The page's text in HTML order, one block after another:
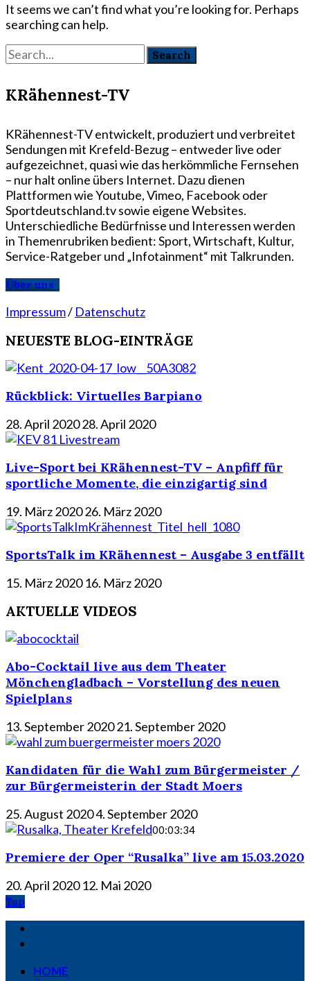
It seems we can’t find what you’re looking for. Perhaps
searching can help.
KRähennest-TV
KRähennest-TV entwickelt, produziert und verbreitet
Sendungen mit Krefeld-Bezug – entweder live oder
aufgezeichnet, quasi wie das herkömmliche Fernsehen
– nur halt online übers Internet. Dazu dienen
Plattformen wie Youtube, Vimeo, Facebook oder
Sportdeutschland.tv sowie eigene Websites.
Unterschiedliche Bedürfnisse und Interessen werden
in Themenrubriken bedient: Sport, Wirtschaft, Kultur,
Service-Ratgeber und „Infotainment“ mit Talkrunden.
Über uns
Impressum/ Datenschutz
NEUESTE BLOG-EINTRÄGE
Rückblick: Virtuelles Barpiano
28. April 202028. April 2020
Live-Sport bei KRähennest-TV – Anpfiff für
sportliche Momente, die einzigartig sind
19. März 202026. März 2020
SportsTalk im KRähennest – Ausgabe 3 entfällt
15. März 2020 16. März 2020
AKTUELLE VIDEOS
Abo-Cocktail live aus dem Theater
Mönchengladbach – Vorstellung des neuen
Spielplans
13. September 202021. September 2020
Kandidaten für die Wahl zum Bürgermeister /
zur Bürgermeisterin der Stadt Moers
25. August 20204. September 2020
00:03:34
Premiere der Oper “Rusalka” live am 15.03.2020
20. April 2020 12. Mai 2020
Top
HOME